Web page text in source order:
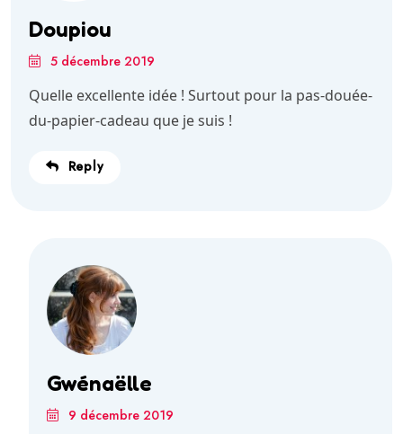
Doupiou
5 décembre 2019
Quelle excellente idée ! Surtout pour la pas-douée-
du-papier-cadeau que je suis !
Reply
Gwénaëlle
9 décembre 2019